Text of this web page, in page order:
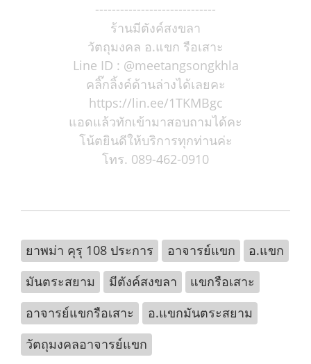
-----------------------------
ร้านมีตังค์สงขลา
วัตถุมงคล อ.แขก รือเสาะ
Line ID : @meetangsongkhla
คลิ๊กลิ้งค์ด้านล่างได้เลยคะ
https://lin.ee/1TKMBgc
แอดแล้วทักเข้ามาสอบถามได้คะ
โน้ตยินดีให้บริการทุกท่านค่ะ
โทร. 089-462-0910
ยาพม่า คุรุ 108 ประการ อาจารย์แขก
อ.แขก
มันตระสยาม
มีตังค์สงขลา
แขกรือเสาะ
อาจารย์แขกรือเสาะ
อ.แขกมันตระสยาม
วัตถุมงคลอาจารย์แขก